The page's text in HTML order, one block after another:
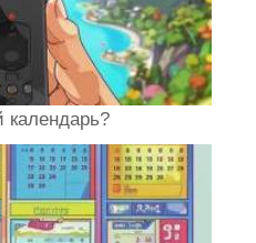
календарь?